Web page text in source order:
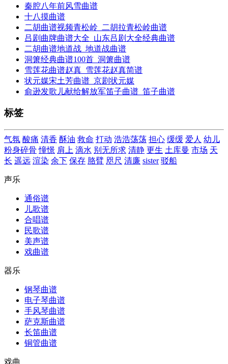
秦腔八年前风雪曲谱
十八摸曲谱
二胡曲谱视频青松岭_二胡拉青松岭曲谱
吕剧曲牌曲谱大全_山东吕剧大全经典曲谱
二胡曲谱地道战_地道战曲谱
洞箫经典曲谱100首_洞箫曲谱
雪莲花曲谱赵真_雪莲花赵真简谱
状元媒宋土芳曲谱_京剧状元媒
俞逊发歌儿献给解放军笛子曲谱_笛子曲谱
标签
气氛 酸痛 清香 酥油 救命 打动 浩浩荡荡 担心 缓缓 爱人 幼儿
粉身碎骨 憧憬 肩上 滴水 别无所求 清静 更生 土库曼 市场 天
长 遥远 渲染 余下 保存 胳臂 咫尺 清廉 sister 驳船
声乐
通俗谱
儿歌谱
合唱谱
民歌谱
美声谱
戏曲谱
器乐
钢琴曲谱
电子琴曲谱
手风琴曲谱
萨克斯曲谱
长笛曲谱
铜管曲谱
戏曲